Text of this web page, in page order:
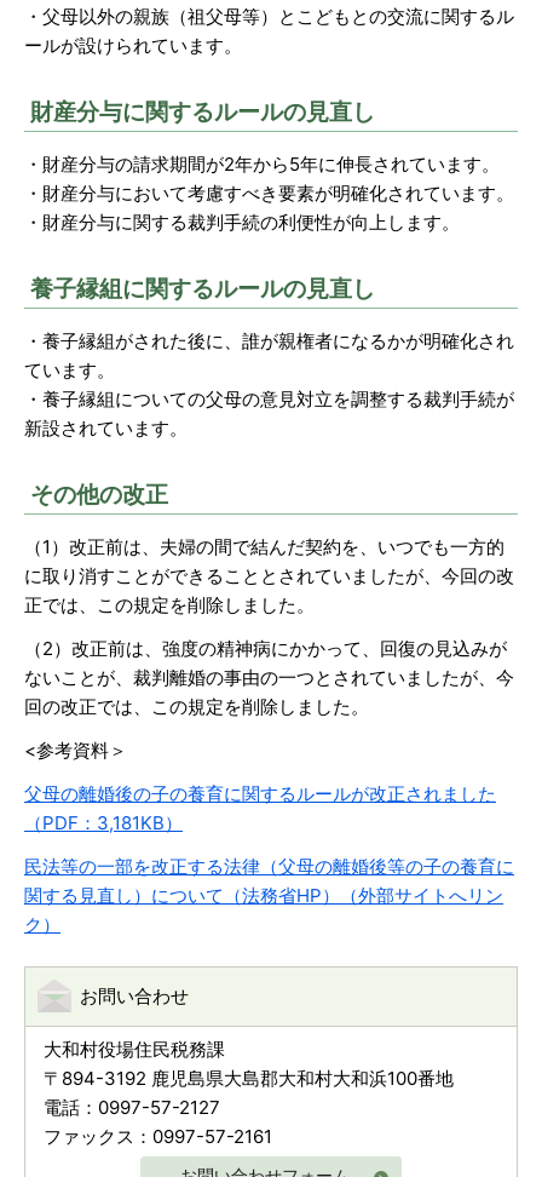
・父母以外の親族（祖父母等）とこどもとの交流に関するル
ールが設けられています。
財産分与に関するルールの見直し
・財産分与の請求期間が2年から5年に伸長されています。
・財産分与において考慮すべき要素が明確化されています。
・財産分与に関する裁判手続の利便性が向上します。
養子縁組に関するルールの見直し
・養子縁組がされた後に、誰が親権者になるかが明確化され
ています。
・養子縁組についての父母の意見対立を調整する裁判手続が
新設されています。
その他の改正
（1）改正前は、夫婦の間で結んだ契約を、いつでも一方的
に取り消すことができることとされていましたが、今回の改
正では、この規定を削除しました。
（2）改正前は、強度の精神病にかかって、回復の見込みが
ないことが、裁判離婚の事由の一つとされていましたが、今
回の改正では、この規定を削除しました。
<参考資料＞
父母の離婚後の子の養育に関するルールが改正されました
（PDF：3,181KB）
民法等の一部を改正する法律（父母の離婚後等の子の養育に
関する見直し）について（法務省HP）（外部サイトへリン
ク）
お問い合わせ
大和村役場住民税務課
〒894-3192 鹿児島県大島郡大和村大和浜100番地
電話：0997-57-2127
ファックス：0997-57-2161